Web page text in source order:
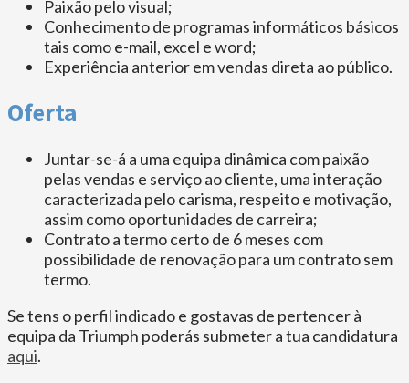
Paixão pelo visual;
Conhecimento de programas informáticos básicos
tais como e-mail, excel e word;
Experiência anterior em vendas direta ao público.
Oferta
Juntar-se-á a uma equipa dinâmica com paixão
pelas vendas e serviço ao cliente, uma interação
caracterizada pelo carisma, respeito e motivação,
assim como oportunidades de carreira;
Contrato a termo certo de 6 meses com
possibilidade de renovação para um contrato sem
termo.
Se tens o perfil indicado e gostavas de pertencer à
equipa da Triumph poderás submeter a tua candidatura
aqui.